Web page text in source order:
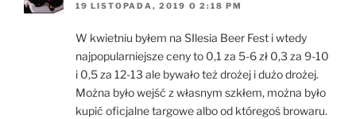
19 LISTOPADA, 2019 O 2:18 PM
W kwietniu byłem na SIlesia Beer Fest i wtedy
najpopularniejsze ceny to 0,1 za 5-6 zł 0,3 za 9-10
i 0,5 za 12-13 ale bywało też drożej i dużo drożej.
Można było wejść z własnym szkłem, można było
kupić oficjalne targowe albo od któregoś browaru.